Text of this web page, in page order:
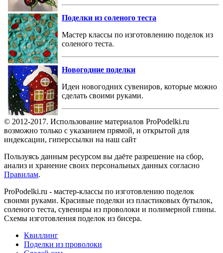
Поделки из соленого теста
Мастер классы по изготовлению поделок из
соленого теста.
Новогодние поделки
Идеи новогодних сувениров, которые можно
сделать своими руками.
© 2012-2017. Использование материалов ProPodelki.ru
возможно только с указанием прямой, и открытой для
индексации, гиперссылки на наш сайт
Пользуясь данным ресурсом вы даёте разрешение на сбор,
анализ и хранение своих персональных данных согласно
Правилам.
ProPodelki.ru - мастер-классы по изготовлению поделок
своими руками. Красивые поделки из пластиковых бутылок,
соленого теста, сувениры из проволоки и полимерной глины.
Схемы изготовления поделок из бисера.
Квиллинг
Поделки из проволоки